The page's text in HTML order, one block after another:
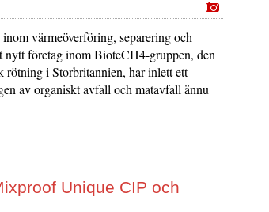
värmeöverföring, separering och
företag inom BioteCH4-gruppen, den
rötning i Storbritannien, har inlett ett
av organiskt avfall och matavfall ännu
Unique CIP och